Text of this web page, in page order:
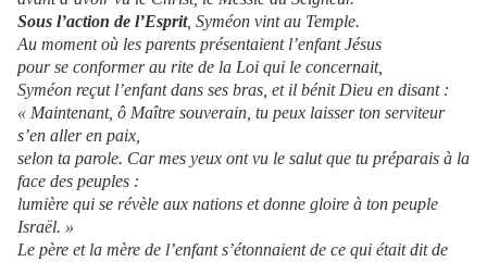
Sous l’action de l’Esprit, Syméon vint au Temple.
Au moment où les parents présentaient l’enfant Jésus
pour se conformer au rite de la Loi qui le concernait,
Syméon reçut l’enfant dans ses bras, et il bénit Dieu en disant :
« Maintenant, ô Maître souverain, tu peux laisser ton serviteur
s’en aller en paix,
selon ta parole. Car mes yeux ont vu le salut que tu préparais à la
face des peuples :
lumière qui se révèle aux nations et donne gloire à ton peuple
Israël. »
Le père et la mère de l’enfant s’étonnaient de ce qui était dit de